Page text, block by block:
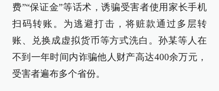
费”“保证金”等话术，诱骗受害者使用家长手机
扫码转账。为逃避打击，将赃款通过多层转
账、兑换成虚拟货币等方式洗白。孙某等人在
不到一年时间内诈骗他人财产高达400余万元，
受害者遍布多个省份。